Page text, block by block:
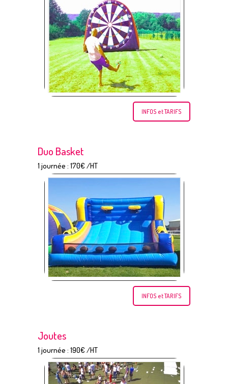
INFOS et TARIFS
Duo Basket
1 journée : 170€ /HT
INFOS et TARIFS
Joutes
1 journée : 190€ /HT